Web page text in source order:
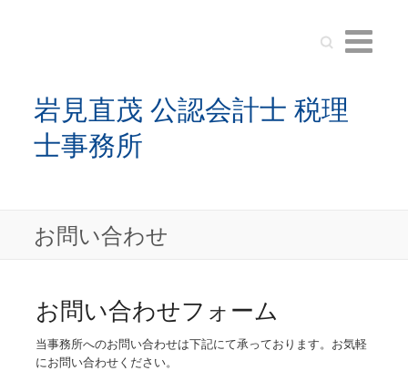
Search
岩見直茂 公認会計士 税理
士事務所
お問い合わせ
お問い合わせフォーム
当事務所へのお問い合わせは下記にて承っております。お気軽
にお問い合わせください。